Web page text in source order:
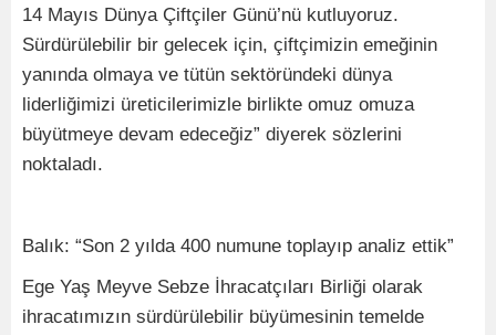
14 Mayıs Dünya Çiftçiler Günü’nü kutluyoruz.
Sürdürülebilir bir gelecek için, çiftçimizin emeğinin
yanında olmaya ve tütün sektöründeki dünya
liderliğimizi üreticilerimizle birlikte omuz omuza
büyütmeye devam edeceğiz” diyerek sözlerini
noktaladı.
Balık: “Son 2 yılda 400 numune toplayıp analiz ettik”
Ege Yaş Meyve Sebze İhracatçıları Birliği olarak
ihracatımızın sürdürülebilir büyümesinin temelde